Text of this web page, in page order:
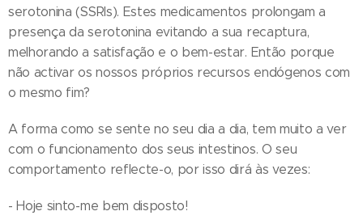
serotonina (SSRIs). Estes medicamentos prolongam a
presença da serotonina evitando a sua recaptura,
melhorando a satisfação e o bem-estar. Então porque
não activar os nossos próprios recursos endógenos com
o mesmo fim?
A forma como se sente no seu dia a dia, tem muito a ver
com o funcionamento dos seus intestinos. O seu
comportamento reflecte-o, por isso dirá às vezes:
- Hoje sinto-me bem disposto!